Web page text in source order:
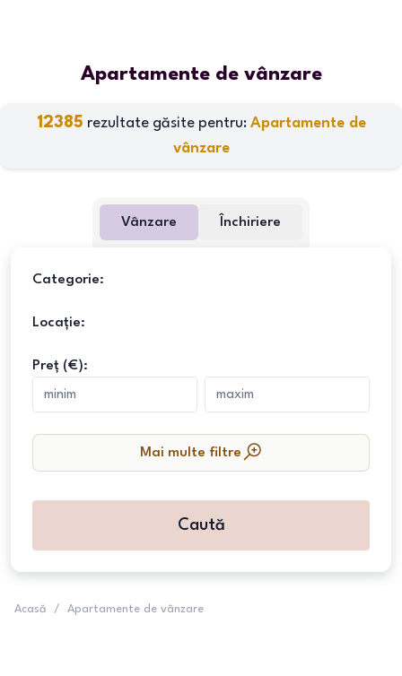
Apartamente de vânzare
12385 rezultate găsite pentru: Apartamente de
vânzare
Vânzare Închiriere
Categorie:
Locație:
Preț (€):
Mai multe filtre
Caută
Acasă / Apartamente de vânzare